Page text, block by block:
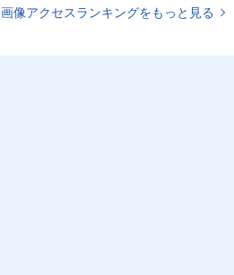
画像アクセスランキングをもっと見る